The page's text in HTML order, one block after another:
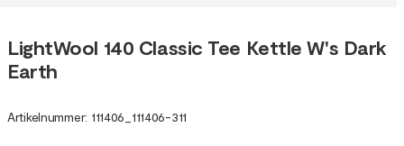
LightWool 140 Classic Tee Kettle W's Dark
Earth
Artikelnummer: 111406 111406-311